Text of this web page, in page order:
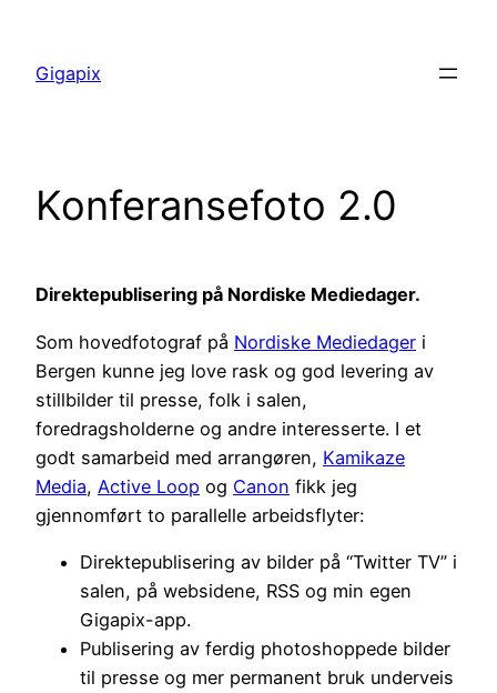
content
Gigapix
Konferansefoto 2.0
Direktepublisering på Nordiske Mediedager.
Som hovedfotograf på Nordiske Mediedager i
Bergen kunne jeg love rask og god levering av
stillbilder til presse, folk i salen,
foredragsholderne og andre interesserte. I et
godt samarbeid med arrangøren, Kamikaze
Media, Active Loop og Canon fikk jeg
gjennomført to parallelle arbeidsflyter:
Direktepublisering av bilder på “Twitter TV” i
salen, på websidene, RSS og min egen
Gigapix-app.
Publisering av ferdig photoshoppede bilder
til presse og mer permanent bruk underveis